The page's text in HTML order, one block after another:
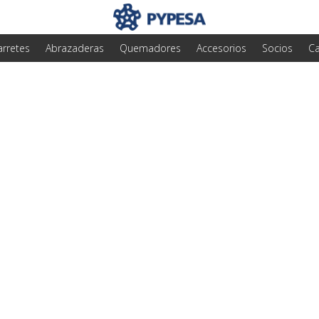
Abrazaderas Quemadores Accesorios Socios